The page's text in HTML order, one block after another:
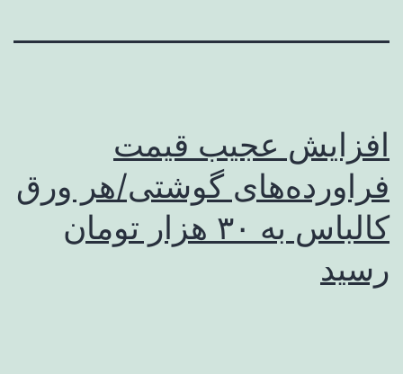
افزایش عجیب قیمت
فراورده‌های گوشتی/هر ورق
کالباس به ۳۰ هزار تومان
رسید